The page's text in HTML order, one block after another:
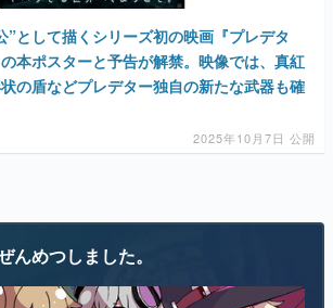
”として描くシリーズ初の映画『プレデタ
本ポスターと予告が解禁。映像では、真紅
の盾などプレデター独自の新たな武器も確
2025年10月7日 公開
んめつしました。